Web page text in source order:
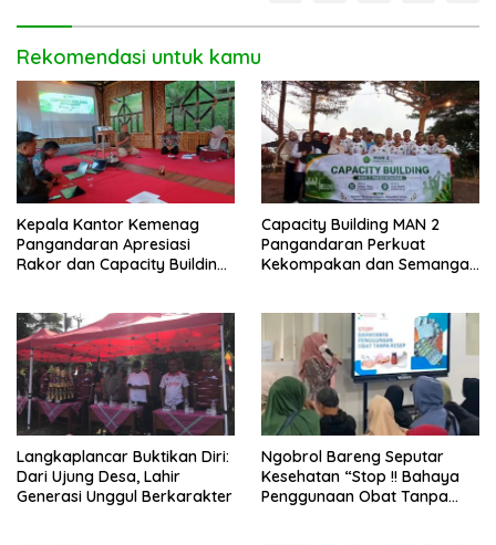
Rekomendasi untuk kamu
Kepala Kantor Kemenag
Pangandaran Apresiasi
Rakor dan Capacity Building
Antar Lini
Capacity Building MAN 2
Pangandaran Perkuat
Kekompakan dan Semangat
Langkaplancar Buktikan Diri:
Dari Ujung Desa, Lahir
Generasi Unggul Berkarakter
Ngobrol Bareng Seputar
Kesehatan “Stop !! Bahaya
Penggunaan Obat Tanpa